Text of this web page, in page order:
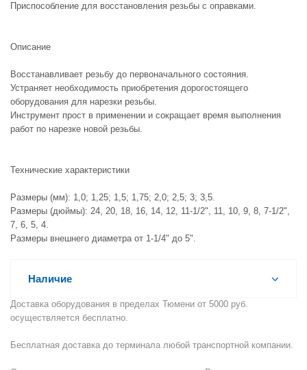
Приспособление для восстановления резьбы с оправками.
Описание
Восстанавливает резьбу до первоначального состояния.
Устраняет необходимость приобретения дорогостоящего
оборудования для нарезки резьбы.
Инструмент прост в применении и сокращает время выполнения
работ по нарезке новой резьбы.
Технические характеристики
Размеры (мм): 1,0; 1,25; 1,5; 1,75; 2,0; 2,5; 3; 3,5.
Размеры (дюймы): 24, 20, 18, 16, 14, 12, 11-1/2", 11, 10, 9, 8, 7-1/2",
7, 6, 5, 4.
Размеры внешнего диаметра от 1-1/4" до 5".
Наличие
Доставка оборудования в пределах Тюмени от 5000 руб.
осуществляется бесплатно.
Бесплатная доставка до терминала любой транспортной компании.